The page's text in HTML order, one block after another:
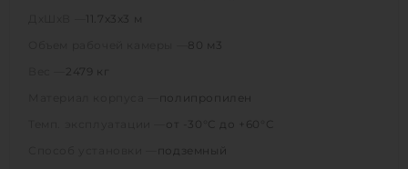
11.7х3х3 м
80 м3
2479 кг
полипропилен
от -30°C до +60°C
подземный